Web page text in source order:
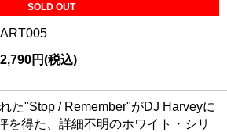
SOLD OUT
ART005
2,790円(税込)
た"Stop / Remember"がDJ Harveyに
を得た、詳細不明のホワイト・シリ